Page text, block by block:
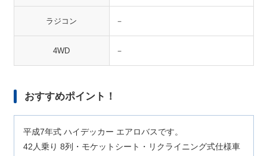
ラジコン －
4WD －
おすすめポイント！
平成7年式 ハイデッカー エアロバスです。
42人乗り 8列・モケットシート・リクライニング式仕様車